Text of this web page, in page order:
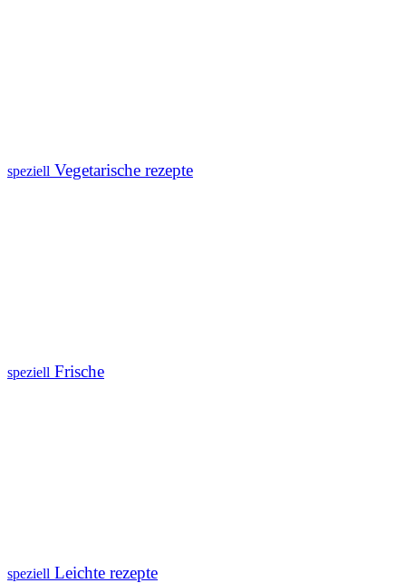
speziell Vegetarische rezepte
speziell Frische
speziell Leichte rezepte